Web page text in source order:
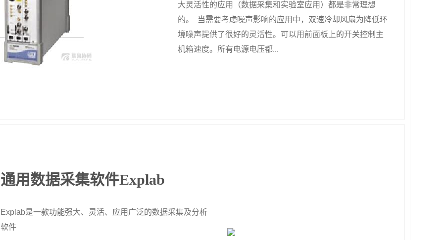
大灵活性的应用（数据采集和实验室应用）都是非常理想
的。 当需要考虑噪声影响的应用中，双速冷却风扇为降低环
境噪声提供了很好的灵活性。可以用前面板上的开关控制主
机箱速度。所有电源电压都...
通用数据采集软件Explab
Explab是一款功能强大、灵活、应用广泛的数据采集及分析
软件